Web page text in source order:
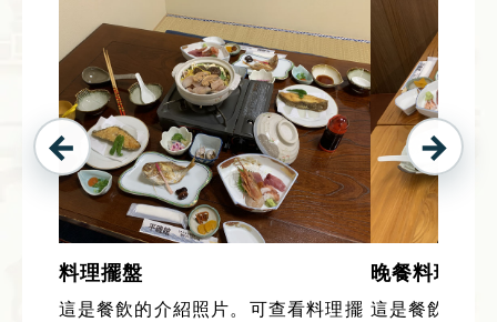
料理擺盤
這是餐飲的介紹照片。可查看料理擺
晚餐料理
這是餐飲的介